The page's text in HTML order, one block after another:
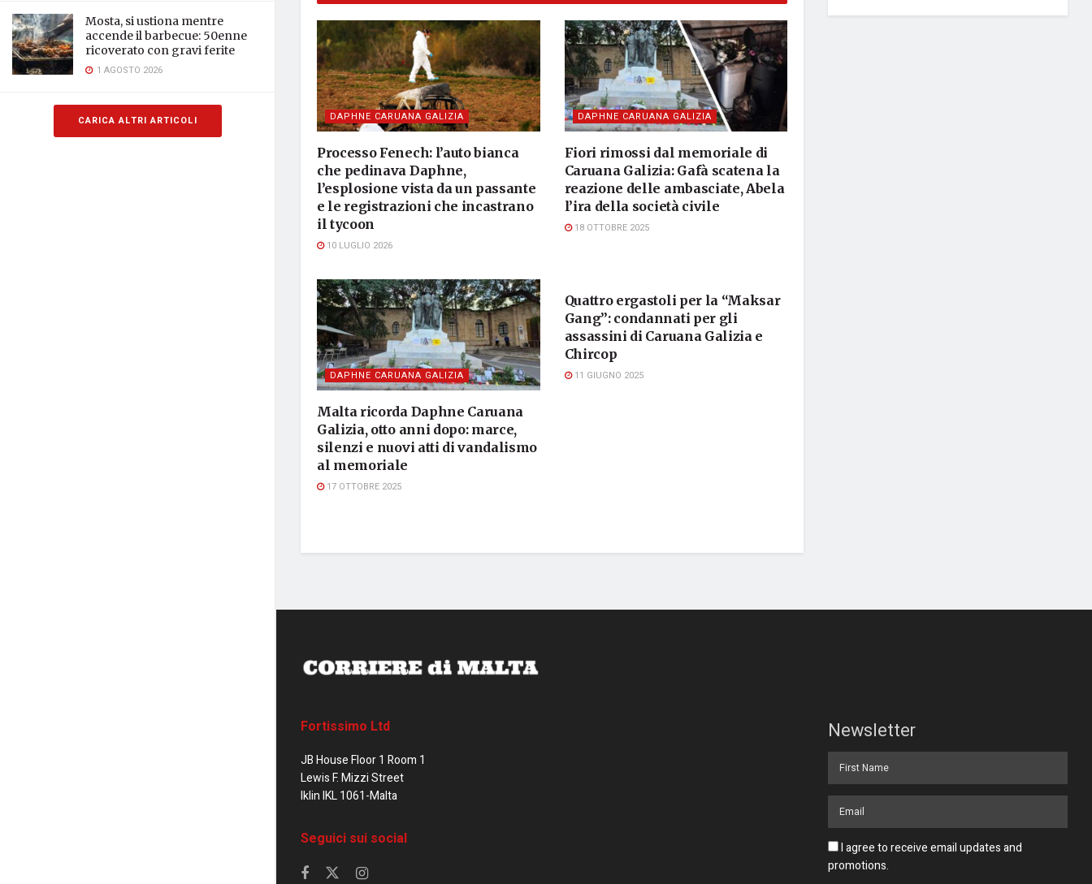
Mosta, si ustiona mentre
accende il barbecue: 50enne
ricoverato con gravi ferite
1 AGOSTO 2026
CARICA ALTRI ARTICOLI DAPHNE CARUANA GALIZIA
Processo Fenech: l’auto bianca
che pedinava Daphne,
l’esplosione vista da un passante
e le registrazioni che incastrano
il tycoon
10 LUGLIO 2026
DAPHNE CARUANA GALIZIA
Fiori rimossi dal memoriale di
Caruana Galizia: Gafà scatena la
reazione delle ambasciate, Abela
l’ira della società civile
18 OTTOBRE 2025
DAPHNE CARUANA GALIZIA
Malta ricorda Daphne Caruana
Galizia, otto anni dopo: marce,
silenzi e nuovi atti di vandalismo
al memoriale
17 OTTOBRE 2025
Quattro ergastoli per la “Maksar
Gang”: condannati per gli
assassini di Caruana Galizia e
Chircop
11 GIUGNO 2025
Fortissimo Ltd
JB House Floor 1 Room 1
Lewis F. Mizzi Street
Iklin IKL 1061-Malta
Seguici sui social
Newsletter
I agree to receive email updates and
promotions.